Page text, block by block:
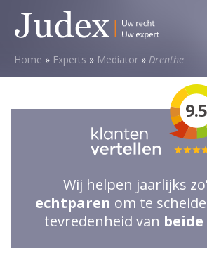
Home » Experts » Mediator » Drenthe
9.5
5
van
Wij helpen jaarlijks
echtparen om te
tevredenheid van